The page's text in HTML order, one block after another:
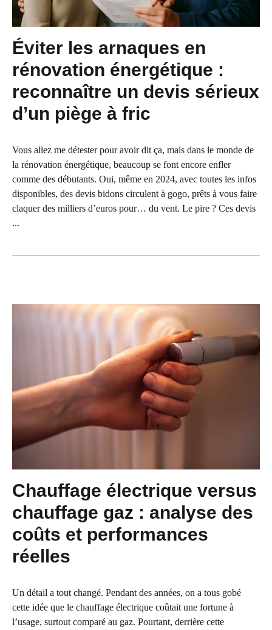
Éviter les arnaques en
rénovation énergétique :
reconnaître un devis sérieux
d’un piège à fric
Vous allez me détester pour avoir dit ça, mais dans le monde de
la rénovation énergétique, beaucoup se font encore enfler
comme des débutants. Oui, même en 2024, avec toutes les infos
disponibles, des devis bidons circulent à gogo, prêts à vous faire
claquer des milliers d’euros pour… du vent. Le pire ? Ces devis
...
Chauffage électrique versus
chauffage gaz : analyse des
coûts et performances
réelles
Un détail a tout changé. Pendant des années, on a tous gobé
cette idée que le chauffage électrique coûtait une fortune à
l’usage, surtout comparé au gaz. Pourtant, derrière cette